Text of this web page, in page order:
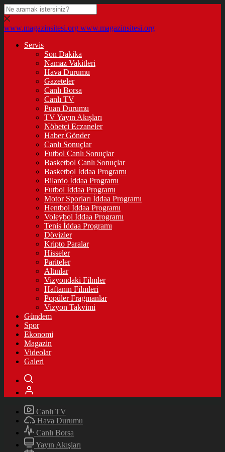
www.magazinsitesi.org www.magazinsitesi.org
Servis
Son Dakika
Namaz Vakitleri
Hava Durumu
Gazeteler
Canlı Borsa
Canlı TV
Puan Durumu
TV Yayın Akışları
Nöbetçi Eczaneler
Haber Gönder
Canlı Sonuçlar
Futbol Canlı Sonuçlar
Basketbol Canlı Sonuçlar
Basketbol İddaa Programı
Bilardo İddaa Programı
Futbol İddaa Programı
Motor Sporları İddaa Programı
Hentbol İddaa Programı
Voleybol İddaa Programı
Tenis İddaa Programı
Dövizler
Kripto Paralar
Hisseler
Pariteler
Altınlar
Vizyondaki Filmler
Haftanın Filmleri
Popüler Fragmanlar
Vizyon Takvimi
Gündem
Spor
Ekonomi
Magazin
Videolar
Galeri
Canlı TV
Hava Durumu
Canlı Borsa
Yayın Akışları